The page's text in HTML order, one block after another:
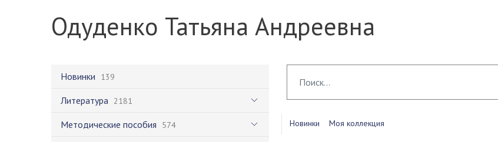
Одуденко Татьяна Андреевна
Новинки 139
Литература 2181
Методические пособия 574 Новинки Моя коллекция